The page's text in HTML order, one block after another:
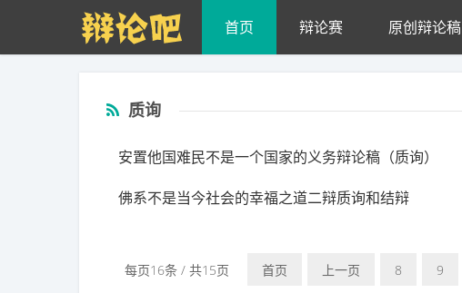
Skip to main content
首页 辩论赛 原创辩论稿
质询
安置他国难民不是一个国家的义务辩论稿（质询）
佛系不是当今社会的幸福之道二辩质询和结辩
每页16条 / 共15页 首页 上一页 8 9